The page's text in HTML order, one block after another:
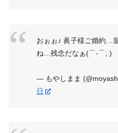
おぉぉ♪ 眞子様ご婚約…
ね…残念だなぁ(⌒-⌒; )
— もやしまま
日